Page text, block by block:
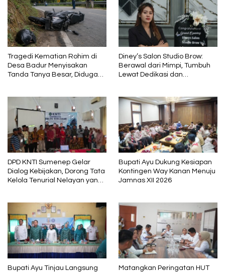
Tragedi Kematian Rohim di
Desa Badur Menyisakan
Tanda Tanya Besar, Diduga
Diney’s Salon Studio Brow:
Berawal dari Mimpi, Tumbuh
Lewat Dedikasi dan
DPD KNTI Sumenep Gelar
Dialog Kebijakan, Dorong Tata
Kelola Tenurial Nelayan yang
Bupati Ayu Dukung Kesiapan
Kontingen Way Kanan Menuju
Jamnas XII 2026
Bupati Ayu Tinjau Langsung Matangkan Peringatan HUT